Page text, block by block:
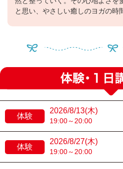
と思い、やさしい癒しのヨガの時
体験
2026/8/13(木)
19:00～20:00
体験
2026/8/27(木)
19:00～20:00